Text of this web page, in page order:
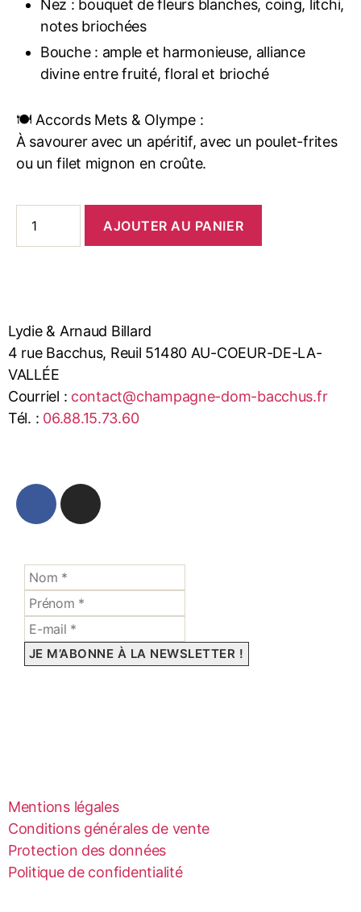
Nez : bouquet de fleurs blanches, coing, litchi,
notes briochées
Bouche : ample et harmonieuse, alliance
divine entre fruité, floral et brioché
🍽️ Accords Mets & Olympe :
À savourer avec un apéritif, avec un poulet-frites
ou un filet mignon en croûte.
AJOUTER AU PANIER
Lydie & Arnaud Billard
4 rue Bacchus, Reuil 51480 AU-COEUR-DE-LA-
VALLÉE
Courriel : contact@champagne-dom-bacchus.fr
Tél. : 06.88.15.73.60
Mentions légales
Conditions générales de vente
Protection des données
Politique de confidentialité